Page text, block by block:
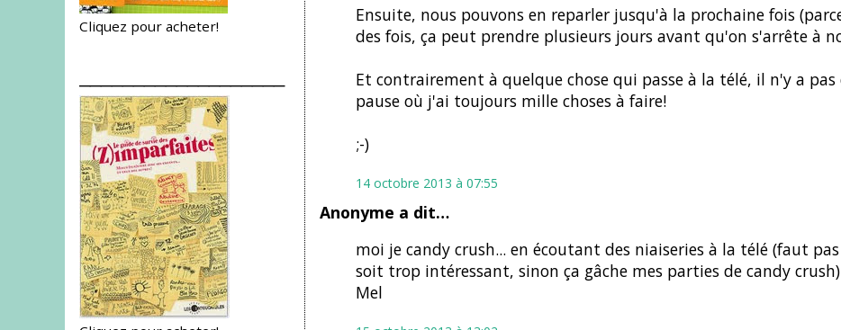
Cliquez pour acheter!
Ensuite, nous pouvons en reparler jusqu'à la prochaine fois
des fois, ça peut prendre plusieurs jours avant qu'on s'arrête à
Et contrairement à quelque chose qui passe à la télé, il n'y a pas
pause où j'ai toujours mille choses à faire!
;-)
14 octobre 2013 à 07:55
Anonyme a dit…
moi je candy crush... en écoutant des niaiseries à la télé (faut
soit trop intéressant, sinon ça gâche mes parties de candy crush)
Mel